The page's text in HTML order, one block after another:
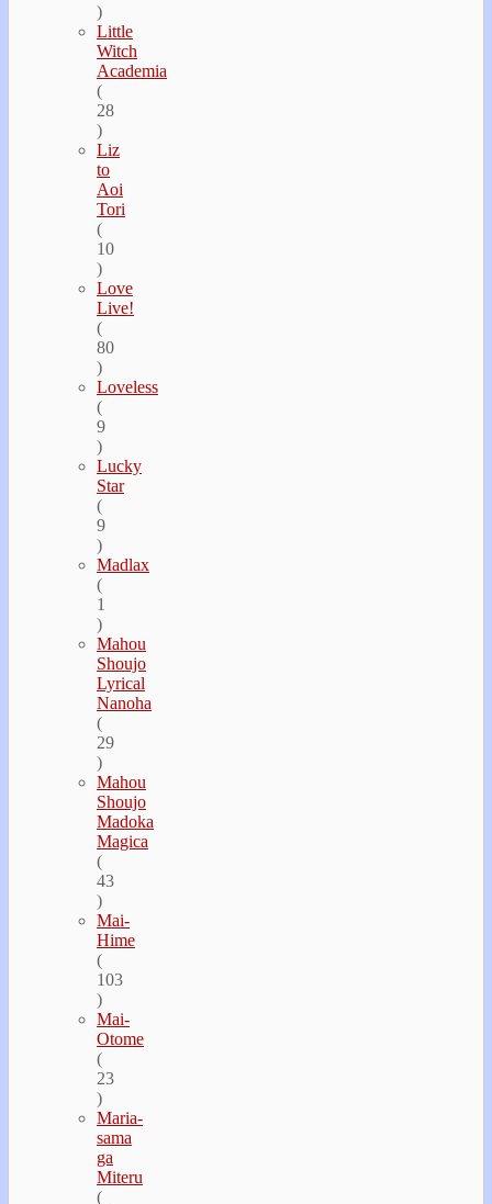
)
Little
Witch
Academia
(
28
)
Liz
to
Aoi
Tori
(
10
)
Love
Live!
(
80
)
Loveless
(
9
)
Lucky
Star
(
9
)
Madlax
(
1
)
Mahou
Shoujo
Lyrical
Nanoha
(
29
)
Mahou
Shoujo
Madoka
Magica
(
43
)
Mai-
Hime
(
103
)
Mai-
Otome
(
23
)
Maria-
sama
ga
Miteru
(